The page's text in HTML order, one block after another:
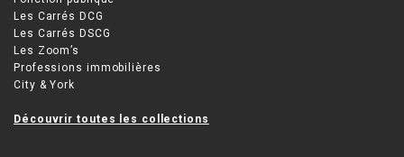
Les Carrés DCG
Les Carrés DSCG
Les Zoom’s
Professions immobilières
City & York
Découvrir toutes les collections